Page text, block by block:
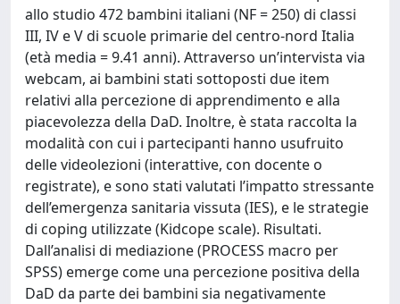
allo studio 472 bambini italiani (NF = 250) di classi
III, IV e V di scuole primarie del centro-nord Italia
(età media = 9.41 anni). Attraverso un’intervista via
webcam, ai bambini stati sottoposti due item
relativi alla percezione di apprendimento e alla
piacevolezza della DaD. Inoltre, è stata raccolta la
modalità con cui i partecipanti hanno usufruito
delle videolezioni (interattive, con docente o
registrate), e sono stati valutati l’impatto stressante
dell’emergenza sanitaria vissuta (IES), e le strategie
di coping utilizzate (Kidcope scale). Risultati.
Dall’analisi di mediazione (PROCESS macro per
SPSS) emerge come una percezione positiva della
DaD da parte dei bambini sia negativamente